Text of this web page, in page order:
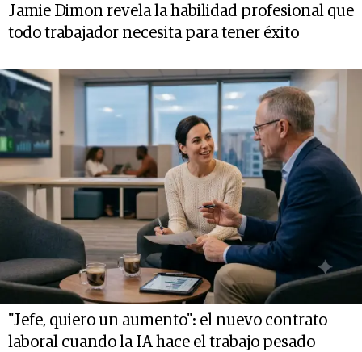
Jamie Dimon revela la habilidad profesional que
todo trabajador necesita para tener éxito
"Jefe, quiero un aumento": el nuevo contrato
laboral cuando la IA hace el trabajo pesado